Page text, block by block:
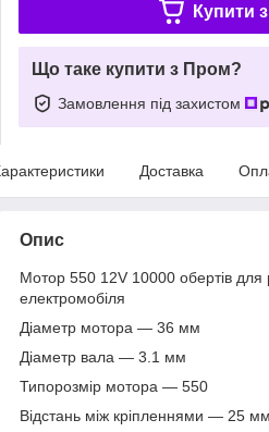
Купити з
Що таке купити з Пром?
Замовлення під захистом
Доставка
Опис
Мотор 550 12V 10000 обертів для
електромобіля
Діаметр мотора — 36 мм
Діаметр вала — 3.1 мм
Типорозмір мотора — 550
Відстань між кріпленнями — 25 мм